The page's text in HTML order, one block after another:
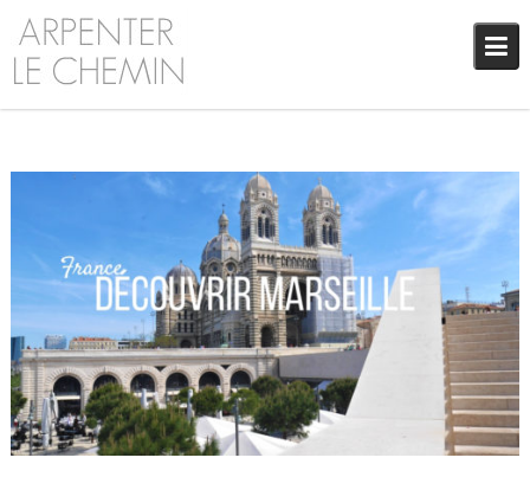
Skip
content
Audrey Blog